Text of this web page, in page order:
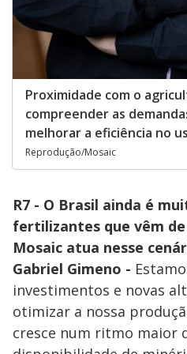
Proximidade com o
compreender as
melhorar a eficiência no
Reprodução/Mosaic
R7 - O Brasil ainda é
fertilizantes que vêm
Mosaic atua nesse
Gabriel Gimeno -
investimentos e novas
otimizar a nossa
cresce num ritmo maior